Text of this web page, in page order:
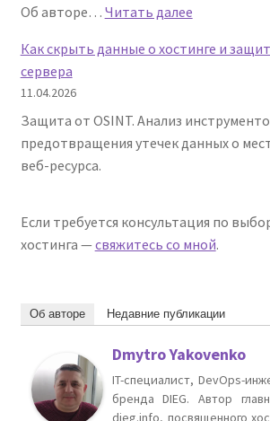
Об авторе… Читать далее:
34
Windows,
Linux,
мобильных
ОС.
Как скрыть данные о хостинге и
сервера
11.04.2026
Защита от OSINT. Анализ
предотвращения утечек данных о
веб-ресурса.
Если требуется консультация по
хостинга — свяжитесь со мной.
Об авторе Недавние публикации
Dmytro Yakovenko
IT-специалист, DevOps-
бренда DIEG. Автор
dieg.info, посвященного